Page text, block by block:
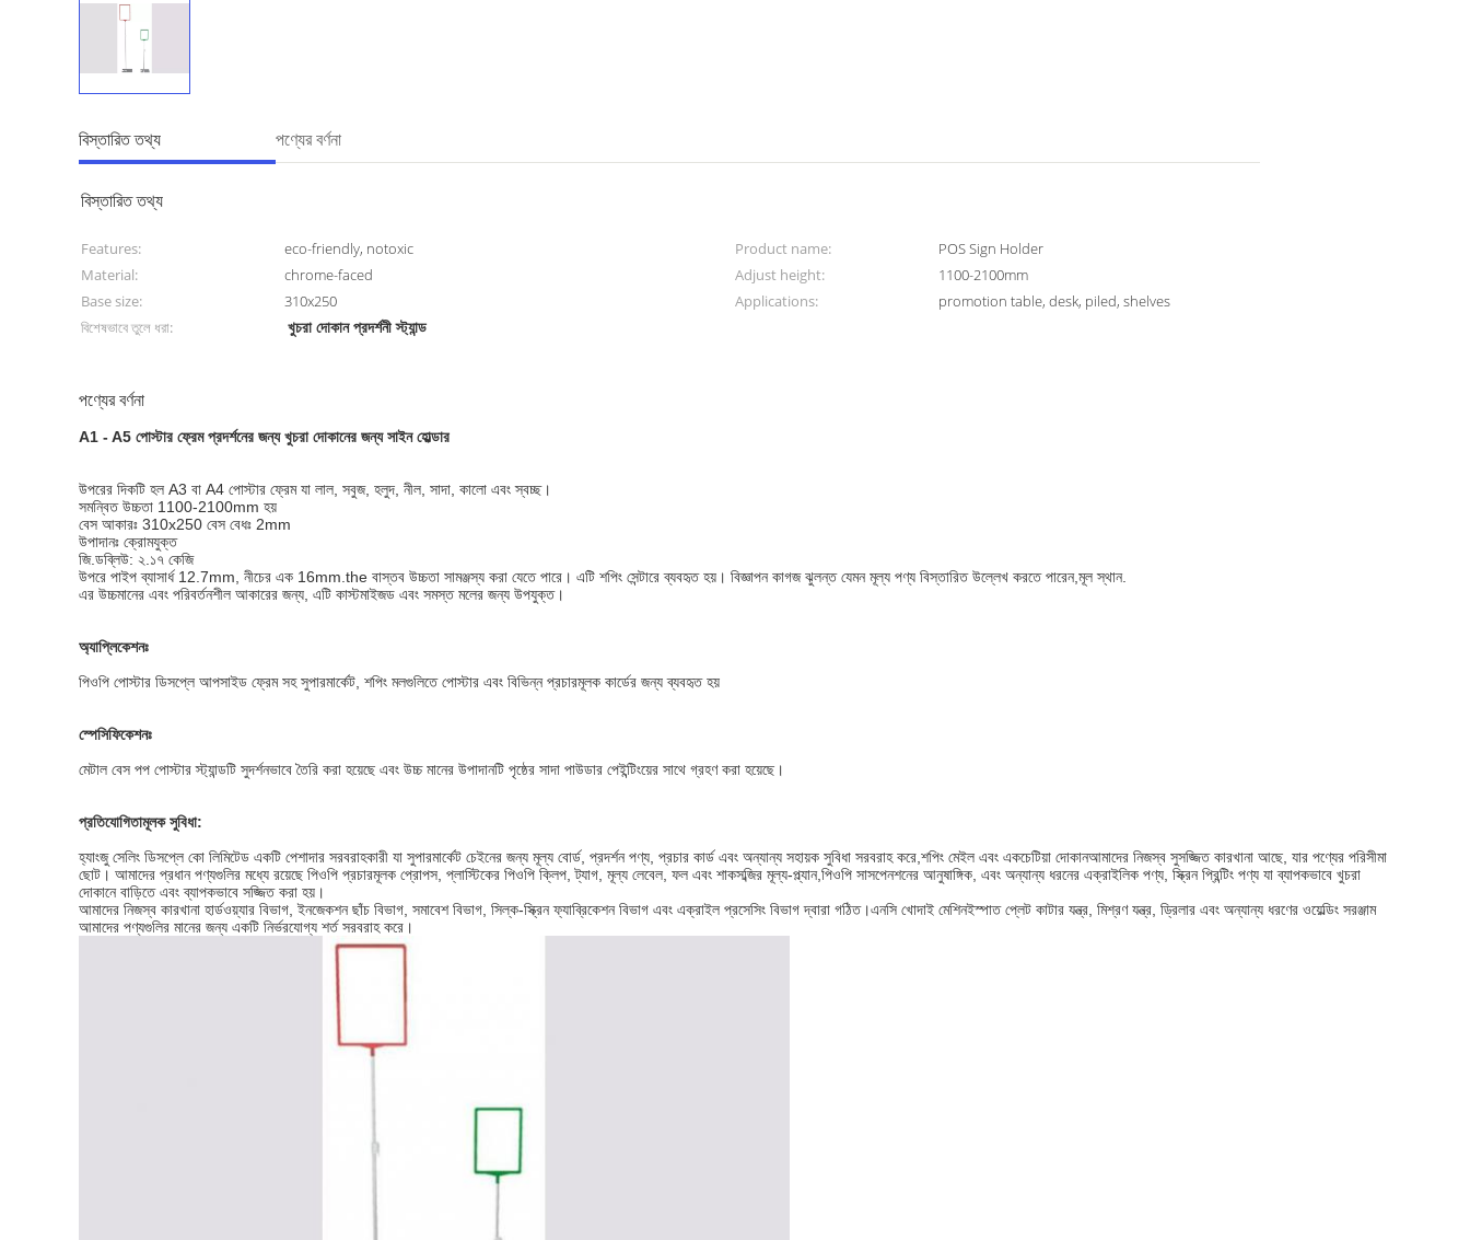
বিস্তারিত তথ্য পণ্যের বর্ণনা
বিস্তারিত তথ্য
Features: eco-friendly, notoxic Product name:
POS Sign Holder
Material:
chrome-faced Adjust height:
1100-2100mm
Base size:
310x250 Applications:
promotion table, desk, piled, shelves
বিশেষভাবে তুলে ধরা:
খুচরা দোকান প্রদর্শনী স্ট্যান্ড
পণ্যের বর্ণনা
A1 - A5 পোস্টার ফ্রেম প্রদর্শনের জন্য খুচরা দোকানের জন্য সাইন হোল্ডার
উপরের দিকটি হল A3 বা A4 পোস্টার ফ্রেম যা লাল, সবুজ, হলুদ, নীল, সাদা, কালো এবং স্বচ্ছ।
সমন্বিত উচ্চতা 1100-2100mm হয়
বেস আকারঃ 310x250 বেস বেধঃ 2mm
উপাদানঃ ক্রোমযুক্ত
জি.ডব্লিউ: ২.১৭ কেজি
উপরে পাইপ ব্যাসার্ধ 12.7mm, নীচের এক 16mm.the বাস্তব উচ্চতা সামঞ্জস্য করা যেতে পারে। এটি শপিং সেন্টারে ব্যবহৃত হয়। বিজ্ঞাপন কাগজ ঝুলন্ত যেমন মূল্য পণ্য বিস্তারিত উল্লেখ করতে পারেন,মূল স্থান.
এর উচ্চমানের এবং পরিবর্তনশীল আকারের জন্য, এটি কাস্টমাইজড এবং সমস্ত মলের জন্য উপযুক্ত।
অ্যাপ্লিকেশনঃ
পিওপি পোস্টার ডিসপ্লে আপসাইড ফ্রেম সহ সুপারমার্কেট, শপিং মলগুলিতে পোস্টার এবং বিভিন্ন প্রচারমূলক কার্ডের জন্য ব্যবহৃত হয়
স্পেসিফিকেশনঃ
মেটাল বেস পপ পোস্টার স্ট্যান্ডটি সুদর্শনভাবে তৈরি করা হয়েছে এবং উচ্চ মানের উপাদানটি পৃষ্ঠের সাদা পাউডার পেইন্টিংয়ের সাথে গ্রহণ করা হয়েছে।
প্রতিযোগিতামূলক সুবিধা:
হ্যাংজু সেলিং ডিসপ্লে কো লিমিটেড একটি পেশাদার সরবরাহকারী যা সুপারমার্কেট চেইনের জন্য মূল্য বোর্ড, প্রদর্শন পণ্য, প্রচার কার্ড এবং অন্যান্য সহায়ক সুবিধা সরবরাহ করে,শপিং মেইল এবং একচেটিয়া দোকানআমাদের নিজস্ব সুসজ্জিত কারখানা আছে, যার পণ্যের পরিসীমা
ছোট। আমাদের প্রধান পণ্যগুলির মধ্যে রয়েছে পিওপি প্রচারমূলক প্রোপস, প্লাস্টিকের পিওপি ক্লিপ, ট্যাগ, মূল্য লেবেল, ফল এবং শাকসব্জির মূল্য-প্ল্যান,পিওপি সাসপেনশনের আনুষাঙ্গিক, এবং অন্যান্য ধরনের এক্রাইলিক পণ্য, স্ক্রিন প্রিন্টিং পণ্য যা ব্যাপকভাবে খুচরা
দোকানে বাড়িতে এবং ব্যাপকভাবে সজ্জিত করা হয়।
আমাদের নিজস্ব কারখানা হার্ডওয়্যার বিভাগ, ইনজেকশন ছাঁচ বিভাগ, সমাবেশ বিভাগ, সিল্ক-স্ক্রিন ফ্যাব্রিকেশন বিভাগ এবং এক্রাইল প্রসেসিং বিভাগ দ্বারা গঠিত।এনসি খোদাই মেশিনইস্পাত প্লেট কাটার যন্ত্র, মিশ্রণ যন্ত্র, ড্রিলার এবং অন্যান্য ধরণের ওয়েল্ডিং সরঞ্জাম
আমাদের পণ্যগুলির মানের জন্য একটি নির্ভরযোগ্য শর্ত সরবরাহ করে।